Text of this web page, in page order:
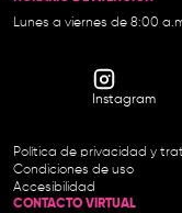
Lunes a viernes de 8:00
Instagram
Política de privacidad y
Condiciones de uso
Accesibilidad
CONTACTO VIRTUAL